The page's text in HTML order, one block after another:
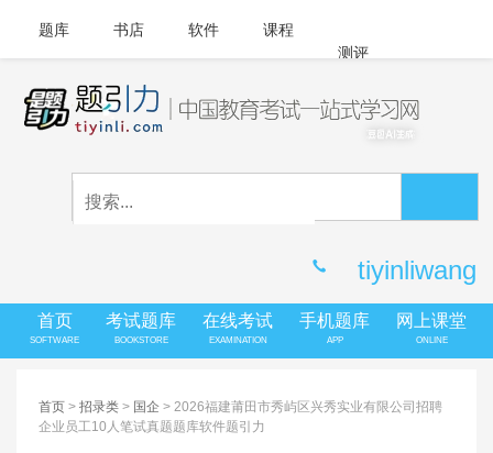
题库 书店 软件
课程
测评
APP下载
tiyinliwang
首页
SOFTWARE
考试题库
BOOKSTORE
在线考试
EXAMINATION
手机题库
APP
网上课堂
ONLINE
首页 > 招录类 > 国企 > 2026福建莆田市秀屿区兴秀实业有限公司招聘
企业员工10人笔试真题题库软件题引力